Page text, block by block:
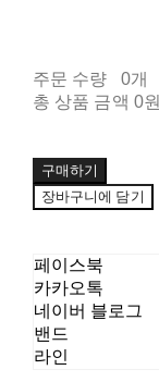
주문 수량
0개
총 상품 금액 0원
구매하기
장바구니에 담기
페이스북
카카오톡
네이버 블로그
밴드
라인